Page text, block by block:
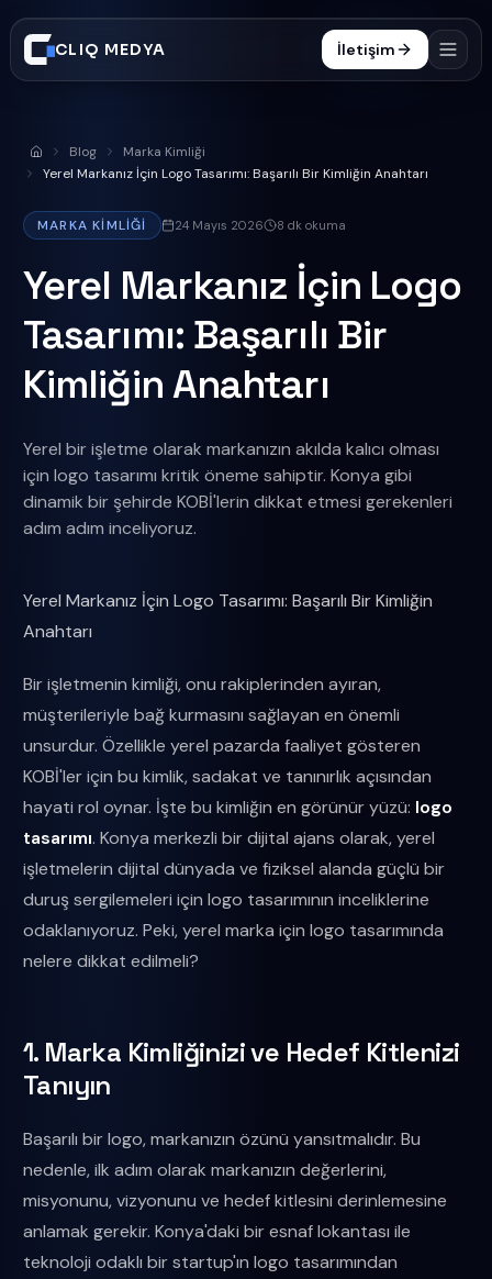
CLIQ MEDYA İletişim
İşler
Süreç
0332 606 25 47
Anasayfa
Blog
Marka Kimliği
Yerel Markanız İçin Logo Tasarımı: Başarılı Bir Kimliğin Anahtarı
MARKA KIMLIĞI 24 Mayıs 2026 8 dk okuma
Yerel Markanız İçin Logo
Tasarımı: Başarılı Bir
Kimliğin Anahtarı
Yerel bir işletme olarak markanızın akılda kalıcı olması
için logo tasarımı kritik öneme sahiptir. Konya gibi
dinamik bir şehirde KOBİ'lerin dikkat etmesi gerekenleri
adım adım inceliyoruz.
Yerel Markanız İçin Logo Tasarımı: Başarılı Bir Kimliğin
Anahtarı
Bir işletmenin kimliği, onu rakiplerinden ayıran,
müşterileriyle bağ kurmasını sağlayan en önemli
unsurdur. Özellikle yerel pazarda faaliyet gösteren
KOBİ'ler için bu kimlik, sadakat ve tanınırlık açısından
hayati rol oynar. İşte bu kimliğin en görünür yüzü: logo
tasarımı. Konya merkezli bir dijital ajans olarak, yerel
işletmelerin dijital dünyada ve fiziksel alanda güçlü bir
duruş sergilemeleri için logo tasarımının inceliklerine
odaklanıyoruz. Peki, yerel marka için logo tasarımında
nelere dikkat edilmeli?
1. Marka Kimliğinizi ve Hedef Kitlenizi
Tanıyın
Başarılı bir logo, markanızın özünü yansıtmalıdır. Bu
nedenle, ilk adım olarak markanızın değerlerini,
misyonunu, vizyonunu ve hedef kitlesini derinlemesine
anlamak gerekir. Konya'daki bir esnaf lokantası ile
teknoloji odaklı bir startup'ın logo tasarımından